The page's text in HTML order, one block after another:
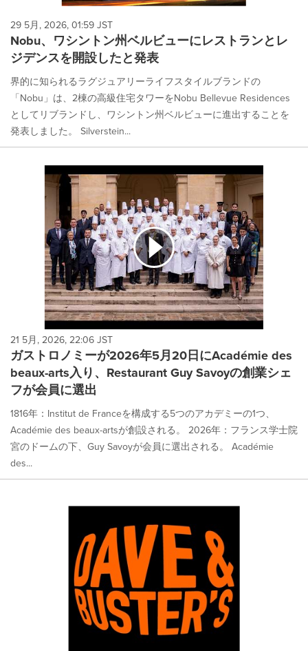
29 5月, 2026, 01:59 JST
Nobu、ワシントン州ベルビューにレストランとレ
ジデンスを開設したと発表
界的に知られるラグジュアリーライフスタイルブランドの
「Nobu」は、2棟の高級住宅タワーをNobu Bellevue Residences
としてリブランドし、ワシントン州ベルビューに進出することを
発表しました。 Silverstein...
21 5月, 2026, 22:06 JST
ガストロノミーが2026年5月20日にAcadémie des
beaux-arts入り、Restaurant Guy Savoyの創業シェ
フが会員に選出
1816年：Institut de Franceを構成する5つのアカデミーの1つ、
Académie des beaux-artsが創設される。 2026年：フランス学士院
宮のドームの下、Guy Savoyが会員に選出される。 Académie
des...